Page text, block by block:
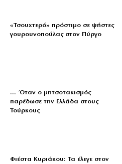
«Τσουχτερό» πρόστιμο σε ψήστες
γουρουνοπούλας στον Πύργο
… Όταν ο μητσοτακισμός
παρέδωσε την Ελλάδα στους
Τούρκους
Φιέστα Κυριάκου: Τα έλεγε στον